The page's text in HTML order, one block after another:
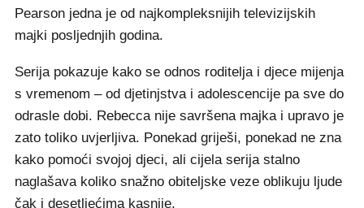
Pearson jedna je od najkompleksnijih televizijskih
majki posljednjih godina.
Serija pokazuje kako se odnos roditelja i djece mijenja
s vremenom – od djetinjstva i adolescencije pa sve do
odrasle dobi. Rebecca nije savršena majka i upravo je
zato toliko uvjerljiva. Ponekad griješi, ponekad ne zna
kako pomoći svojoj djeci, ali cijela serija stalno
naglašava koliko snažno obiteljske veze oblikuju ljude
čak i desetljećima kasnije.